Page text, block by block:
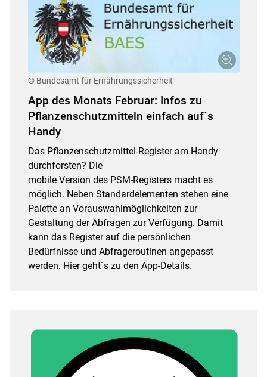
© Bundesamt für Ernährungssicherheit
App des Monats Februar: Infos zu
Pflanzenschutzmitteln einfach auf´s
Handy
Das Pflanzenschutzmittel-Register am Handy
durchforsten? Die
mobile Version des PSM-Registersmacht es
möglich. Neben Standardelementen stehen eine
Palette an Vorauswahlmöglichkeiten zur
Gestaltung der Abfragen zur Verfügung. Damit
kann das Register auf die persönlichen
Bedürfnisse und Abfrageroutinen angepasst
werden. Hier geht´s zu den App-Details.